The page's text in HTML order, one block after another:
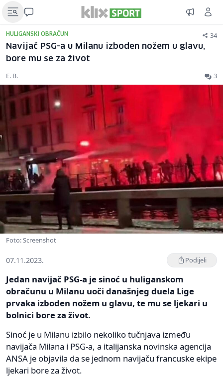
HULIGANSKI OBRAČUN 34
Navijač PSG-a u Milanu izboden nožem u glavu,
bore mu se za život
E. B. 3
Foto: Screenshot
07.11.2023. Podijeli
Jedan navijač PSG-a je sinoć u huliganskom
obračunu u Milanu uoči današnjeg duela Lige
prvaka izboden nožem u glavu, te mu se ljekari u
bolnici bore za život.
Sinoć je u Milanu izbilo nekoliko tučnjava između
navijača Milana i PSG-a, a italijanska novinska agencija
ANSA je objavila da se jednom navijaču francuske ekipe
ljekari bore za život.